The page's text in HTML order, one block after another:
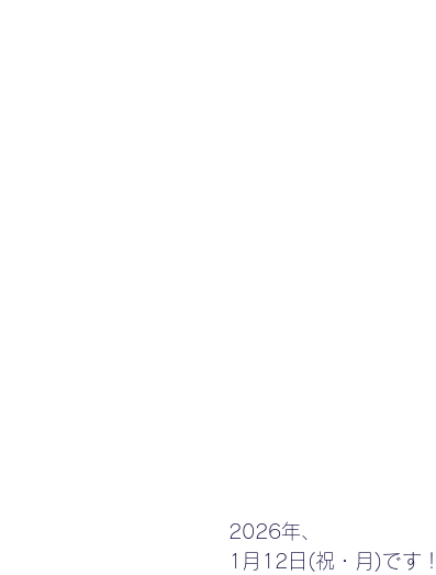
2026年、
1月12日(祝・月)です！